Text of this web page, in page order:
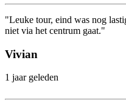
"Leuke tour, eind was nog
niet via het centrum gaat."
Vivian
1 jaar geleden